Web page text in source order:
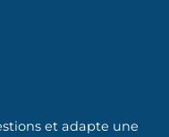
et adapte une